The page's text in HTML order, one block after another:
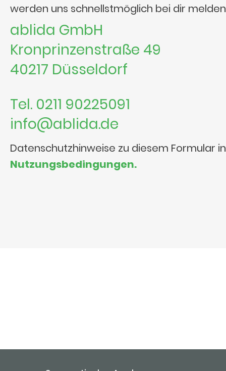
werden uns schnellstmöglich bei dir
ablida GmbH
Kronprinzenstraße 49
40217 Düsseldorf
Tel. 0211 90225091
info@ablida.de
Datenschutzhinweise zu diesem Formular
Nutzungsbedingungen.